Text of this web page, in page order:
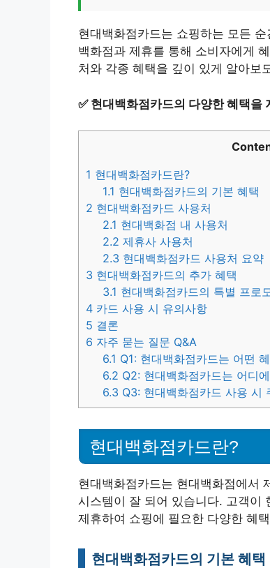
현대백화점카드는 쇼핑하는 모든
백화점과 제휴를 통해 소비자에게
처와 각종 혜택을 깊이 있게 알아보
✅ 현대백화점카드의 다양한 혜택을
1 현대백화점카드란?
1.1 현대백화점카드의 기본 혜택
2 현대백화점카드 사용처
2.1 현대백화점 내 사용처
2.2 제휴사 사용처
2.3 현대백화점카드 사용처 요약
3 현대백화점카드의 추가 혜택
3.1 현대백화점카드의 특별 프로
4 카드 사용 시 유의사항
5 결론
6 자주 묻는 질문 Q&A
6.1 Q1: 현대백화점카드는 어떤
6.2 Q2: 현대백화점카드는 어디
6.3 Q3: 현대백화점카드 사용 시
현대백화점카드란?
현대백화점카드는 현대백화점에서
시스템이 잘 되어 있습니다. 고객이
제휴하여 쇼핑에 필요한 다양한 혜
현대백화점카드의 기본 혜택